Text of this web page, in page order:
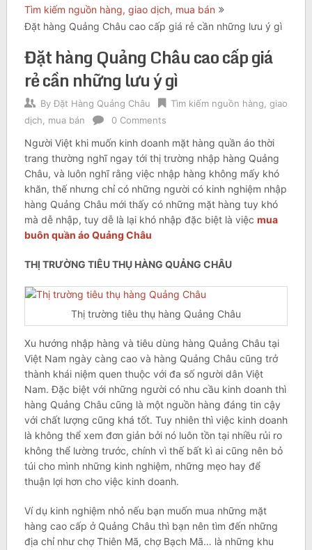
Tìm kiếm nguồn hàng, giao dịch, mua bán
Đặt hàng Quảng Châu cao cấp giá rẻ cần những lưu ý gì
Đặt hàng Quảng Châu cao cấp giá
rẻ cần những lưu ý gì
By Đặt Hàng Quảng Châu
Tìm kiếm nguồn hàng, giao
dịch, mua bán
0 Comments
Người Việt khi muốn kinh doanh mặt hàng quần áo thời
trang thường nghĩ ngay tới thị trường nhập hàng Quảng
Châu, và luôn nghĩ rằng việc nhập hàng không mấy khó
khăn, thế nhưng chỉ có những người có kinh nghiệm nhập
hàng Quảng Châu mới thấy có những mặt hàng tuy khó
mà dễ nhập, tuy dễ là lại khó nhập đặc biệt là việc mua
buôn quần áo Quảng Châu
THỊ TRƯỜNG TIÊU THỤ HÀNG QUẢNG CHÂU
Thị trường tiêu thụ hàng Quảng Châu
Xu hướng nhập hàng và tiêu dùng hàng Quảng Châu tại
Việt Nam ngày càng cao và hàng Quảng Châu cũng trở
thành khái niệm quen thuộc với đa số người dân Việt
Nam. Đặc biệt với những người có nhu cầu kinh doanh thì
hàng Quảng Châu cũng là một nguồn hàng đáng tin cậy
với chất lượng cũng khá tốt. Tuy nhiên thì việc kinh doanh
là không thể xem đơn giản bởi nó luôn tồn tại nhiều rủi ro
không thể lường trước, chính vì thế bất kì ai cũng nên bỏ
túi cho mình những kinh nghiệm, những mẹo hay để
thuận lợi hơn cho việc kinh doanh.
Ví dụ kinh nghiệm nhỏ nếu bạn muốn mua những mặt
hàng cao cấp ở Quảng Châu thì bạn nên tìm đến những
địa chỉ như chợ Thiên Mã, chợ Bạch Mã… là những khu